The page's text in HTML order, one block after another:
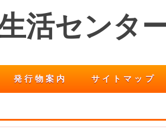
活センタ
発行物案内 サイトマップ